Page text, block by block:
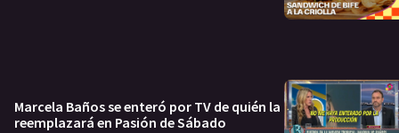
Marcela Baños se enteró por TV de quién la
reemplazará en Pasión de Sábado